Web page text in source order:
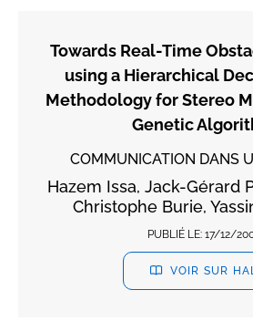
Towards Real-Time
using a Hierarchical
Methodology for Stereo
Genetic
COMMUNICATION DANS
Hazem Issa, Jack-Gérard
Christophe Burie,
PUBLIÉ LE: 17/12/
VOIR SUR